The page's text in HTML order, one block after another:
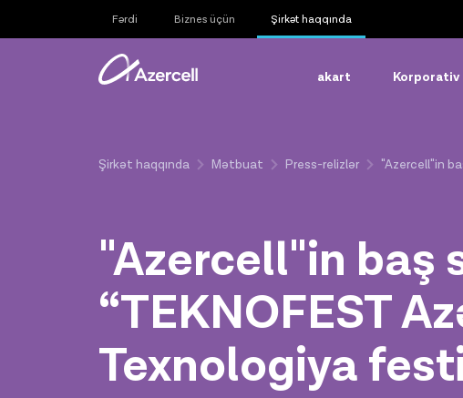
Fərdi Biznes üçün Şirkət haqqında
akart Korporativ
Şirkət haqqında Mətbuat Press-relizlər "Azercell"in
"Azercell"in baş
“TEKNOFEST
Texnologiya